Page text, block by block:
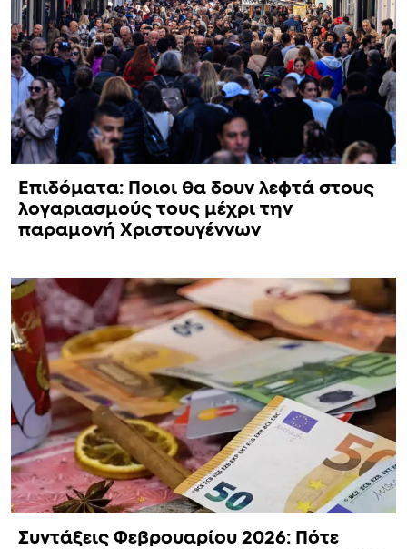
Επιδόματα: Ποιοι θα δουν λεφτά στους
λογαριασμούς τους μέχρι την
παραμονή Χριστουγέννων
Συντάξεις Φεβρουαρίου 2026: Πότε